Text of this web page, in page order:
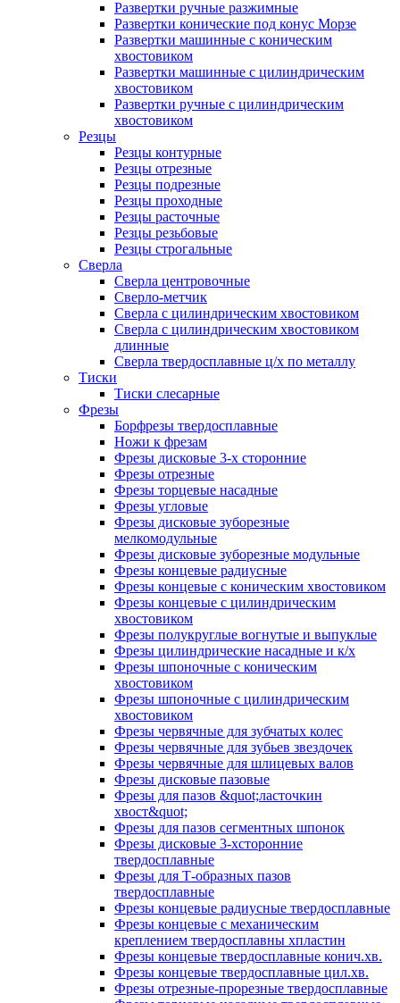
Развертки ручные разжимные
Развертки конические под конус Морзе
Развертки машинные с коническим
хвостовиком
Развертки машинные с цилиндрическим
хвостовиком
Развертки ручные с цилиндрическим
хвостовиком
Резцы
Резцы контурные
Резцы отрезные
Резцы подрезные
Резцы проходные
Резцы расточные
Резцы резьбовые
Резцы строгальные
Сверла
Сверла центровочные
Сверло-метчик
Сверла с цилиндрическим хвостовиком
Сверла с цилиндрическим хвостовиком
длинные
Сверла твердосплавные ц/х по металлу
Тиски
Тиски слесарные
Фрезы
Борфрезы твердосплавные
Ножи к фрезам
Фрезы дисковые 3-х сторонние
Фрезы отрезные
Фрезы торцевые насадные
Фрезы угловые
Фрезы дисковые зуборезные
мелкомодульные
Фрезы дисковые зуборезные модульные
Фрезы концевые радиусные
Фрезы концевые с коническим хвостовиком
Фрезы концевые с цилиндрическим
хвостовиком
Фрезы полукруглые вогнутые и выпуклые
Фрезы цилиндрические насадные и к/х
Фрезы шпоночные с коническим
хвостовиком
Фрезы шпоночные с цилиндрическим
хвостовиком
Фрезы червячные для зубчатых колес
Фрезы червячные для зубьев звездочек
Фрезы червячные для шлицевых валов
Фрезы дисковые пазовые
Фрезы для пазов &quot;ласточкин
хвост&quot;
Фрезы для пазов сегментных шпонок
Фрезы дисковые 3-хсторонние
твердосплавные
Фрезы для Т-образных пазов
твердосплавные
Фрезы концевые радиусные твердосплавные
Фрезы концевые с механическим
креплением твердосплавны хпластин
Фрезы концевые твердосплавные конич.хв.
Фрезы концевые твердосплавные цил.хв.
Фрезы отрезные-прорезные твердосплавные